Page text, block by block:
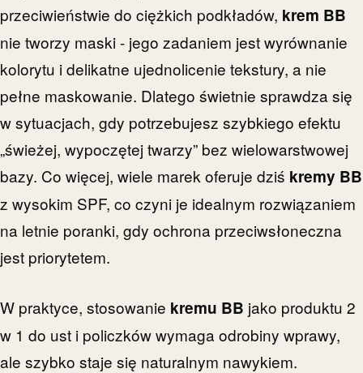
przeciwieństwie do ciężkich podkładów, krem BB
nie tworzy maski - jego zadaniem jest wyrównanie
kolorytu i delikatne ujednolicenie tekstury, a nie
pełne maskowanie. Dlatego świetnie sprawdza się
w sytuacjach, gdy potrzebujesz szybkiego efektu
„świeżej, wypoczętej twarzy” bez wielowarstwowej
bazy. Co więcej, wiele marek oferuje dziś kremy BB
z wysokim SPF, co czyni je idealnym rozwiązaniem
na letnie poranki, gdy ochrona przeciwsłoneczna
jest priorytetem.
W praktyce, stosowanie kremu BB jako produktu 2
w 1 do ust i policzków wymaga odrobiny wprawy,
ale szybko staje się naturalnym nawykiem.